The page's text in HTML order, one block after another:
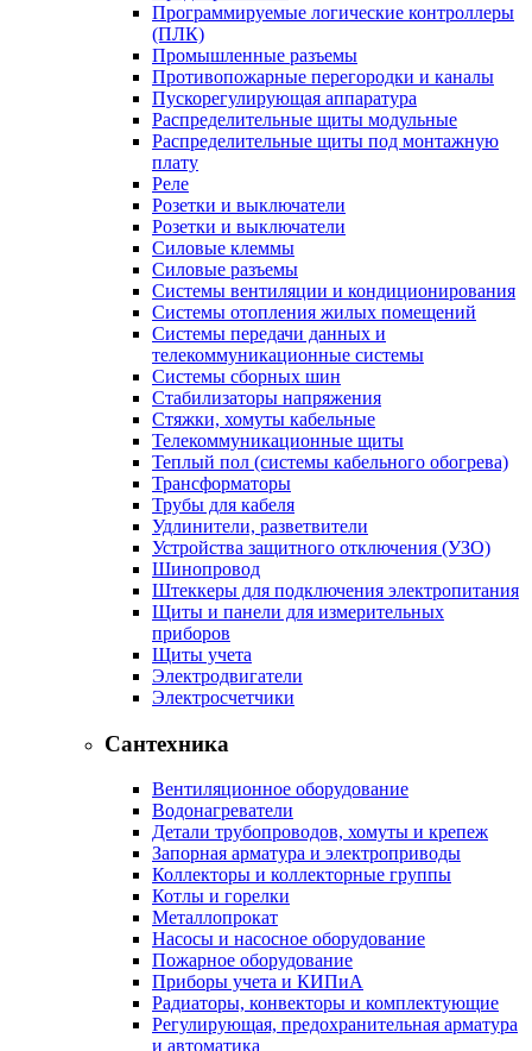
Программируемые логические контроллеры
(ПЛК)
Промышленные разъемы
Противопожарные перегородки и каналы
Пускорегулирующая аппаратура
Распределительные щиты модульные
Распределительные щиты под монтажную
плату
Реле
Розетки и выключатели
Розетки и выключатели
Силовые клеммы
Силовые разъемы
Системы вентиляции и кондиционирования
Системы отопления жилых помещений
Системы передачи данных и
телекоммуникационные системы
Системы сборных шин
Стабилизаторы напряжения
Стяжки, хомуты кабельные
Телекоммуникационные щиты
Теплый пол (системы кабельного обогрева)
Трансформаторы
Трубы для кабеля
Удлинители, разветвители
Устройства защитного отключения (УЗО)
Шинопровод
Штеккеры для подключения электропитания
Щиты и панели для измерительных
приборов
Щиты учета
Электродвигатели
Электросчетчики
Сантехника
Вентиляционное оборудование
Водонагреватели
Детали трубопроводов, хомуты и крепеж
Запорная арматура и электроприводы
Коллекторы и коллекторные группы
Котлы и горелки
Металлопрокат
Насосы и насосное оборудование
Пожарное оборудование
Приборы учета и КИПиА
Радиаторы, конвекторы и комплектующие
Регулирующая, предохранительная арматура
и автоматика